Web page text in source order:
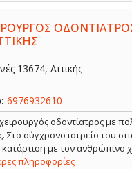
13674, Αττικής
6976932610
οδοντίατρος με
Στο σύγχρονο ιατρείο του
με τον ανθρώπινο
πληροφορίες